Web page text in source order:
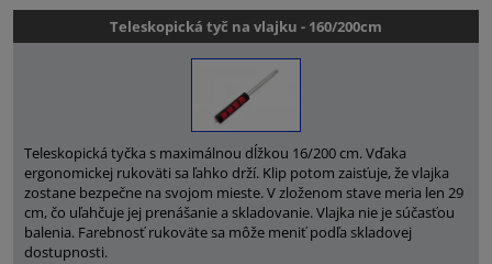
Teleskopická tyč na vlajku - 160/200cm
Teleskopická tyčka s maximálnou dĺžkou 16/200 cm. Vďaka
ergonomickej rukoväti sa ľahko drží. Klip potom zaisťuje, že vlajka
zostane bezpečne na svojom mieste. V zloženom stave meria len 29
cm, čo uľahčuje jej prenášanie a skladovanie. Vlajka nie je súčasťou
balenia. Farebnosť rukoväte sa môže meniť podľa skladovej
dostupnosti.